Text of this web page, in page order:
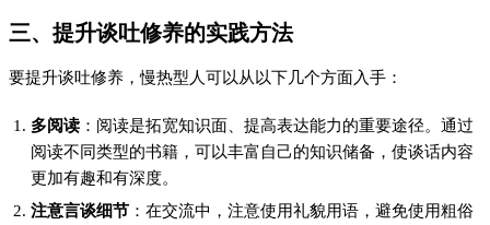
三、提升谈吐修养的实践方法
要提升谈吐修养，慢热型人可以从以下几个方面入手：
多阅读 ：阅读是拓宽知识面、提高表达能力的重要途径。通过
阅读不同类型的书籍，可以丰富自己的知识储备，使谈话内容
更加有趣和有深度。
注意言谈细节 ：在交流中，注意使用礼貌用语，避免使用粗俗